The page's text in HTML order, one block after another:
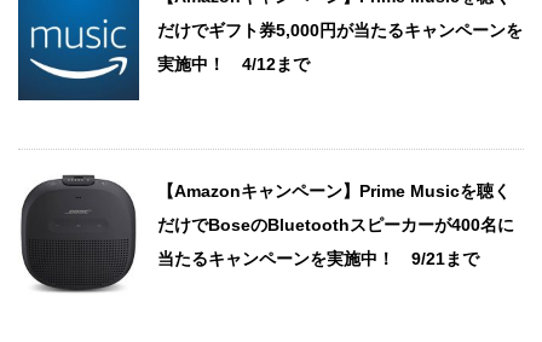
だけでギフト券5,000円が当たるキャンペーンを
実施中！ 4/12まで
【Amazonキャンペーン】Prime Musicを聴く
だけでBoseのBluetoothスピーカーが400名に
当たるキャンペーンを実施中！ 9/21まで